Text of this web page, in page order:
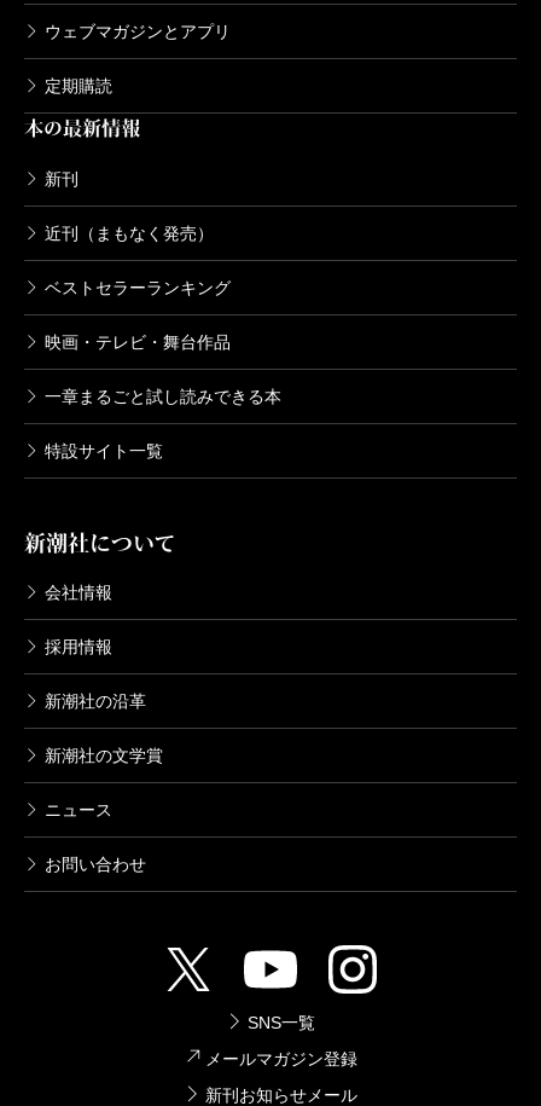
ウェブマガジンとアプリ
定期購読
本の最新情報
新刊
近刊（まもなく発売）
ベストセラーランキング
映画・テレビ・舞台作品
一章まるごと試し読みできる本
特設サイト一覧
新潮社について
会社情報
採用情報
新潮社の沿革
新潮社の文学賞
ニュース
お問い合わせ
SNS一覧
メールマガジン登録
新刊お知らせメール